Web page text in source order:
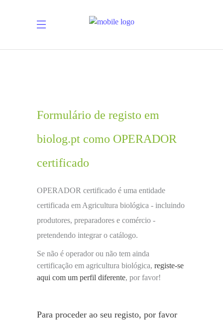
Formulário de registo em
biolog.pt como OPERADOR
certificado
OPERADOR certificado é uma entidade
certificada em Agricultura biológica - incluindo
produtores, preparadores e comércio -
pretendendo integrar o catálogo.
Se não é operador ou não tem ainda
certificação em agricultura biológica, registe-se
aqui com um perfil diferente, por favor!
Para proceder ao seu registo, por favor